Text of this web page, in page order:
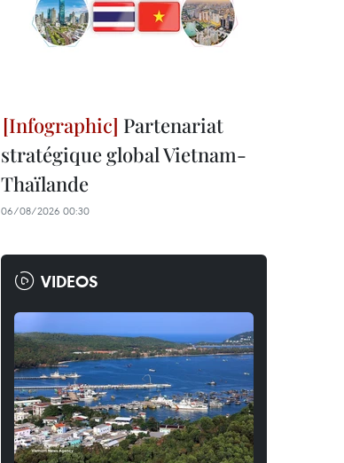
Partenariat
stratégique global Vietnam-
Thaïlande
06/08/2026 00:30
VIDEOS